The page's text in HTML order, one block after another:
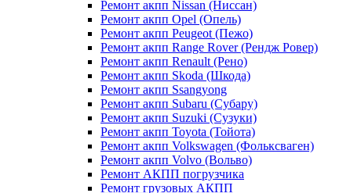
Ремонт акпп Nissan (Ниссан)
Ремонт акпп Opel (Опель)
Ремонт акпп Peugeot (Пежо)
Ремонт акпп Range Rover (Рендж Ровер)
Ремонт акпп Renault (Рено)
Ремонт акпп Skoda (Шкода)
Ремонт акпп Ssangyong
Ремонт акпп Subaru (Cубару)
Ремонт акпп Suzuki (Сузуки)
Ремонт акпп Toyota (Тойота)
Ремонт акпп Volkswagen (Фольксваген)
Ремонт акпп Volvo (Вольво)
Ремонт АКПП погрузчика
Ремонт грузовых АКПП